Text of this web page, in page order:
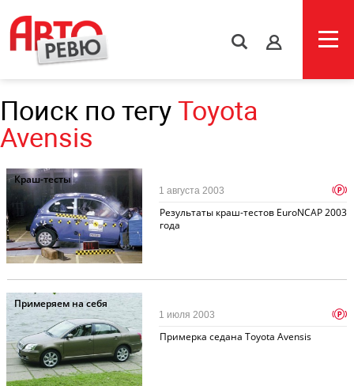
s
Поиск по тегу Toyota
Avensis
Краш-тесты
Результаты краш-тестов EuroNCAP 2003
года
1 августа 2003 p
Примеряем на себя
Примерка седана Toyota Avensis
1 июля 2003 p